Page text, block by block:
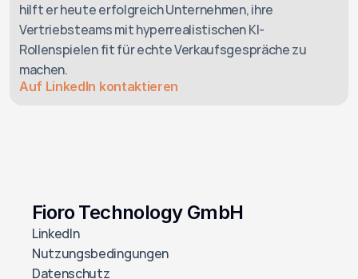
hilft er heute erfolgreich Unternehmen, ihre
Vertriebsteams mit hyperrealistischen KI-
Rollenspielen fit für echte Verkaufsgespräche zu
machen.
Auf LinkedIn kontaktieren
Fioro Technology GmbH
LinkedIn
Nutzungsbedingungen
Datenschutz